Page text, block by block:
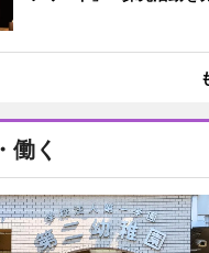
働く